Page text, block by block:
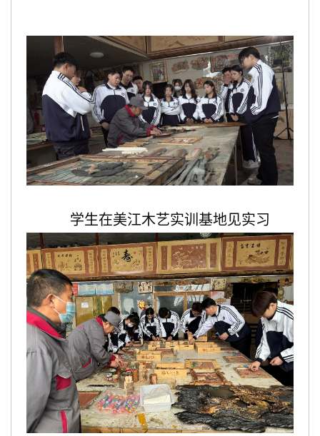
学生在美江木艺实训基地见实习